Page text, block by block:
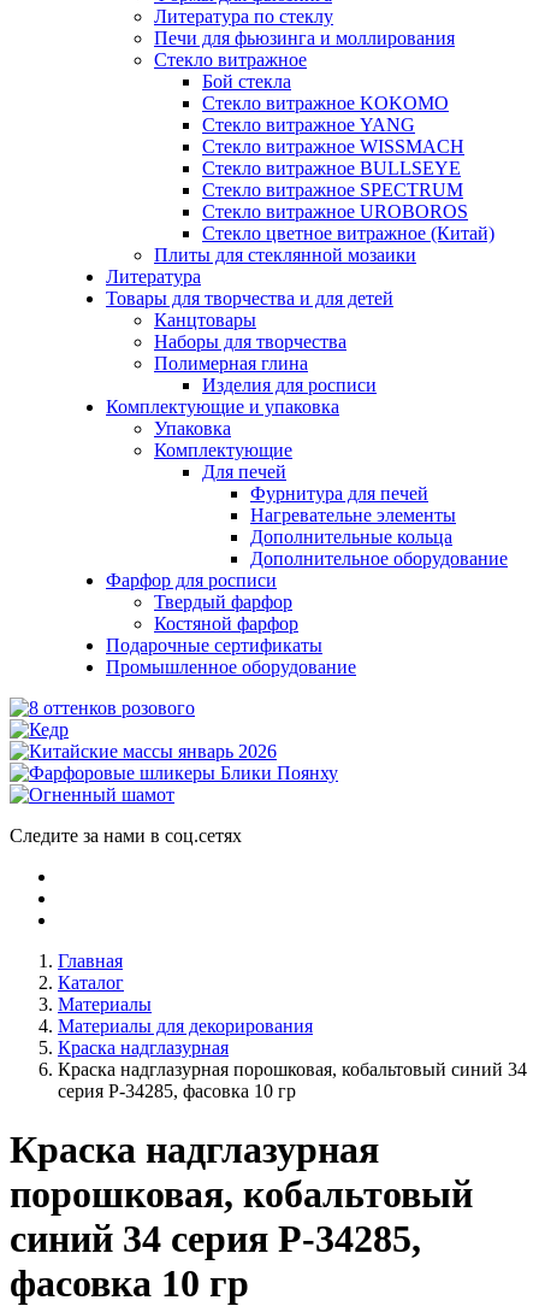
Литература по стеклу
Печи для фьюзинга и моллирования
Стекло витражное
Бой стекла
Стекло витражное KOKOMO
Стекло витражное YANG
Стекло витражное WISSMACH
Стекло витражное BULLSEYE
Стекло витражное SPECTRUM
Стекло витражное UROBOROS
Стекло цветное витражное (Китай)
Плиты для стеклянной мозаики
Литература
Товары для творчества и для детей
Канцтовары
Наборы для творчества
Полимерная глина
Изделия для росписи
Комплектующие и упаковка
Упаковка
Комплектующие
Для печей
Фурнитура для печей
Нагревательне элементы
Дополнительные кольца
Дополнительное оборудование
Фарфор для росписи
Твердый фарфор
Костяной фарфор
Подарочные сертификаты
Промышленное оборудование
Следите за нами в соц.сетях
Главная
Каталог
Материалы
Материалы для декорирования
Краска надглазурная
Краска надглазурная порошковая, кобальтовый синий 34
серия P-34285, фасовка 10 гр
Краска надглазурная
порошковая, кобальтовый
синий 34 серия P-34285,
фасовка 10 гр